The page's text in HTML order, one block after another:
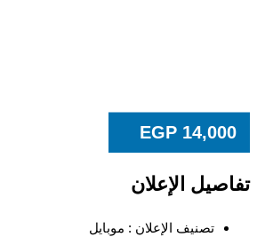
EGP
الإعلان
تصنيف الإعلان :موبايل